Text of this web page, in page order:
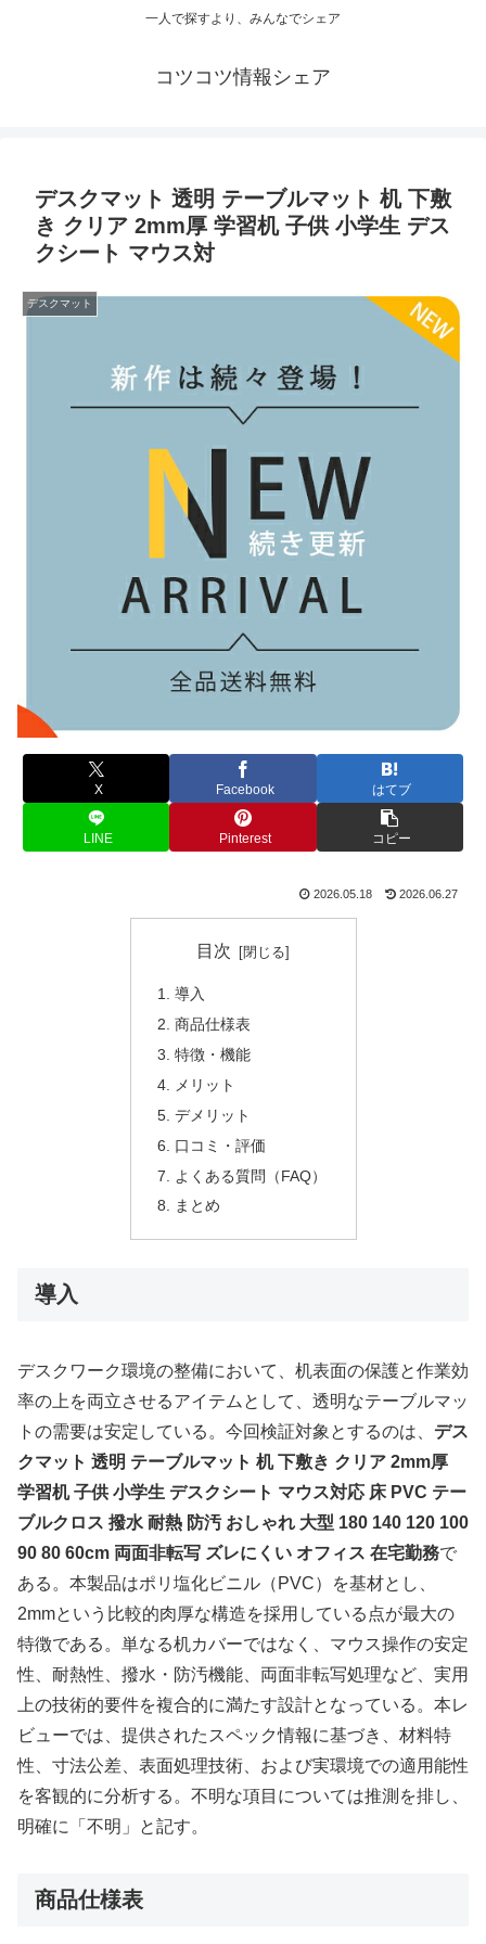
一人で探すより、みんなでシェア
コツコツ情報シェア
デスクマット 透明 テーブルマット 机 下敷
き クリア 2mm厚 学習机 子供 小学生 デス
クシート マウス対
デスクマット
X Facebook はてブ
LINE Pinterest コピー
2026.05.18 2026.06.27
目次
導入
商品仕様表
特徴・機能
メリット
デメリット
口コミ・評価
よくある質問（FAQ）
まとめ
導入
デスクワーク環境の整備において、机表面の保護と作業効
率の上を両立させるアイテムとして、透明なテーブルマッ
トの需要は安定している。今回検証対象とするのは、 デス
クマット 透明 テーブルマット 机 下敷き クリア 2mm厚
学習机 子供 小学生 デスクシート マウス対応 床 PVC テー
ブルクロス 撥水 耐熱 防汚 おしゃれ 大型 180 140 120 100
90 80 60cm 両面非転写 ズレにくい オフィス 在宅勤務で
ある。本製品はポリ塩化ビニル（PVC）を基材とし、
2mmという比較的肉厚な構造を採用している点が最大の
特徴である。単なる机カバーではなく、マウス操作の安定
性、耐熱性、撥水・防汚機能、両面非転写処理など、実用
上の技術的要件を複合的に満たす設計となっている。本レ
ビューでは、提供されたスペック情報に基づき、材料特
性、寸法公差、表面処理技術、および実環境での適用能性
を客観的に分析する。不明な項目については推測を排し、
明確に「不明」と記す。
商品仕様表